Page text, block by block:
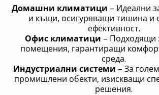
Домашни климатици – Идеални
и къщи, осигуряващи тишина и
ефективност.
Офис климатици – Подходящи
помещения, гарантиращи
среда.
Индустриални системи – За
промишлени обекти, изискващи
решения.